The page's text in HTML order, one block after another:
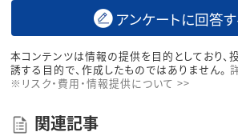
アンケートに回答
本コンテンツは情報の提供を目的としており、
誘する目的で、作成したものではありません。
※リスク・費用・情報提供について >>
関連記事